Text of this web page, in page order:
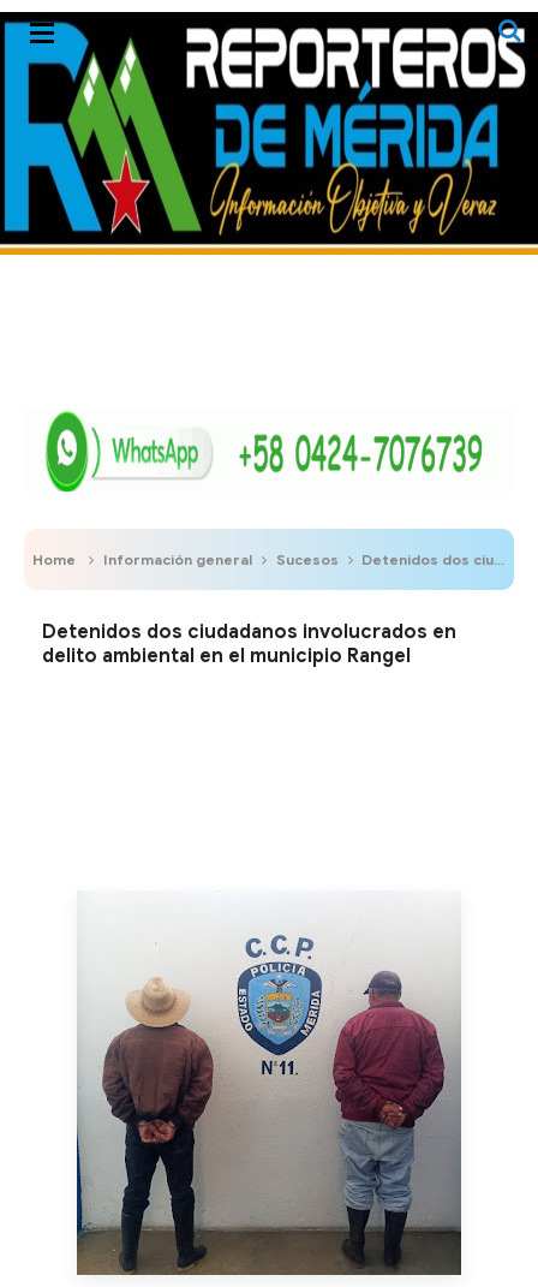
Home Información general Sucesos Detenidos dos ciudadanos involucrados en delito ambiental en el municipio Rangel
Detenidos dos ciudadanos involucrados en
delito ambiental en el municipio Rangel